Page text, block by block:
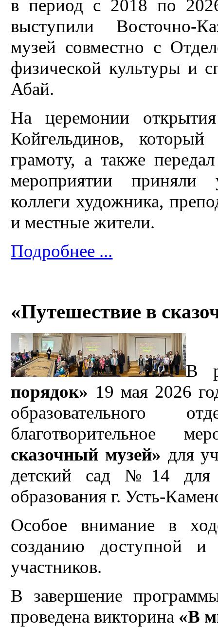
в период с 2018 по
выступили Восточно-
музей совместно с
физической культуры и
Абай.
На церемонии
Койгельдинов,
грамоту, а также
мероприятии приняли
коллеги художника,
и местные жители.
Подробнее ...
«Путешествие в
В
порядок» 19 мая 2026
образовательного
благотворительное
сказочный музей» для
детский сад №14 для
образования г. Усть-
Особое внимание в
созданию доступной
участников.
В завершение
проведена викторина «В